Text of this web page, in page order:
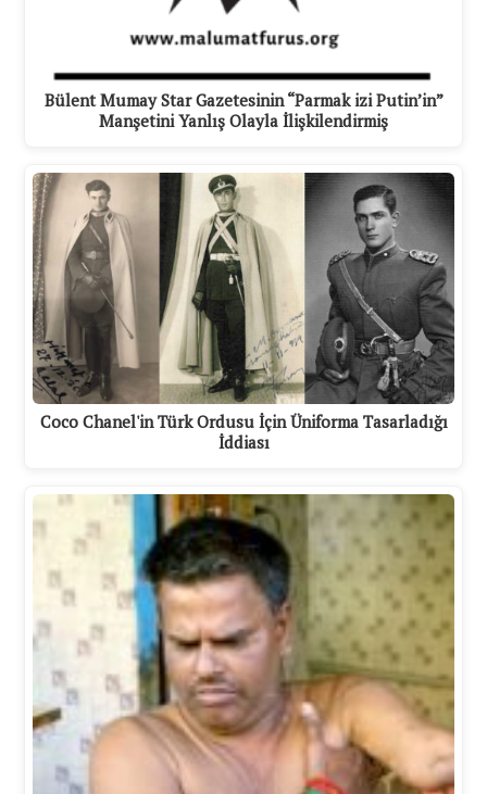
Bülent Mumay Star Gazetesinin “Parmak izi Putin’in”
Manşetini Yanlış Olayla İlişkilendirmiş
Coco Chanel'in Türk Ordusu İçin Üniforma Tasarladığı
İddiası